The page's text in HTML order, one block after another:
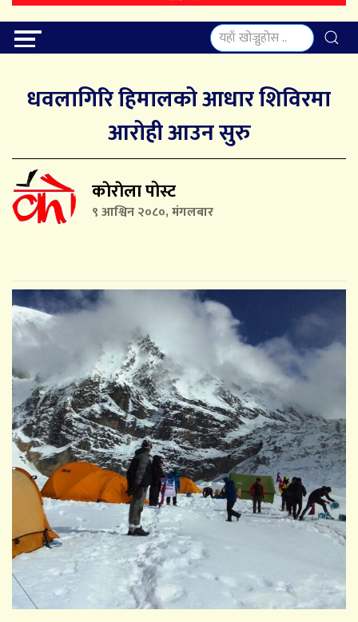
धवलागिरि हिमालको आधार शिविरमा
आरोही आउन सुरु
काेराेला पोस्ट
९ आश्विन २०८०, मंगलबार